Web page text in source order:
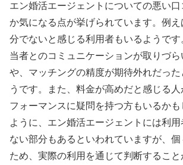
エン婚活エージェントについての悪い
か気になる点が挙げられています。例
分でないと感じる利用者もいるようで
当者とのコミュニケーションが取りづ
や、マッチングの精度が期待外れだった
うです。また、料金が高めだと感じる
フォーマンスに疑問を持つ方もいるか
ように、エン婚活エージェントには利
ない部分もあるといわれていますが、
ため、実際の利用を通じて判断すること